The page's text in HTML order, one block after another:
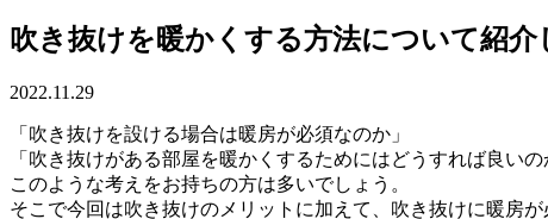
吹き抜けを暖かくする方法について紹介
2022.11.29
「吹き抜けを設ける場合は暖房が必須なのか」
「吹き抜けがある部屋を暖かくするためにはどうすれば良いの
このような考えをお持ちの方は多いでしょう。
そこで今回は吹き抜けのメリットに加えて、吹き抜けに暖房